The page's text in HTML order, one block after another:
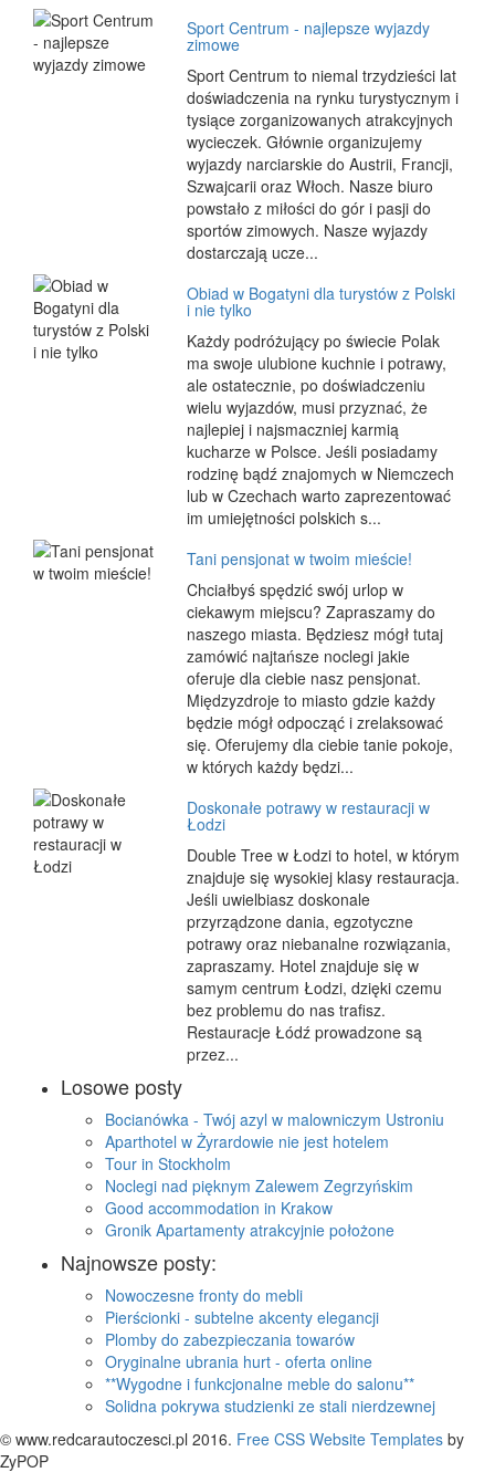
Sport Centrum - najlepsze wyjazdy
zimowe
Sport Centrum to niemal trzydzieści lat
doświadczenia na rynku turystycznym i
tysiące zorganizowanych atrakcyjnych
wycieczek. Głównie organizujemy
wyjazdy narciarskie do Austrii, Francji,
Szwajcarii oraz Włoch. Nasze biuro
powstało z miłości do gór i pasji do
sportów zimowych. Nasze wyjazdy
dostarczają ucze...
Obiad w Bogatyni dla turystów z Polski
i nie tylko
Każdy podróżujący po świecie Polak
ma swoje ulubione kuchnie i potrawy,
ale ostatecznie, po doświadczeniu
wielu wyjazdów, musi przyznać, że
najlepiej i najsmaczniej karmią
kucharze w Polsce. Jeśli posiadamy
rodzinę bądź znajomych w Niemczech
lub w Czechach warto zaprezentować
im umiejętności polskich s...
Tani pensjonat w twoim mieście!
Chciałbyś spędzić swój urlop w
ciekawym miejscu? Zapraszamy do
naszego miasta. Będziesz mógł tutaj
zamówić najtańsze noclegi jakie
oferuje dla ciebie nasz pensjonat.
Międzyzdroje to miasto gdzie każdy
będzie mógł odpocząć i zrelaksować
się. Oferujemy dla ciebie tanie pokoje,
w których każdy będzi...
Doskonałe potrawy w restauracji w
Łodzi
Double Tree w Łodzi to hotel, w którym
znajduje się wysokiej klasy restauracja.
Jeśli uwielbiasz doskonale
przyrządzone dania, egzotyczne
potrawy oraz niebanalne rozwiązania,
zapraszamy. Hotel znajduje się w
samym centrum Łodzi, dzięki czemu
bez problemu do nas trafisz.
Restauracje Łódź prowadzone są
przez...
Losowe posty
Bocianówka - Twój azyl w malowniczym Ustroniu
Aparthotel w Żyrardowie nie jest hotelem
Tour in Stockholm
Noclegi nad pięknym Zalewem Zegrzyńskim
Good accommodation in Krakow
Gronik Apartamenty atrakcyjnie położone
Najnowsze posty:
Nowoczesne fronty do mebli
Pierścionki - subtelne akcenty elegancji
Plomby do zabezpieczania towarów
Oryginalne ubrania hurt - oferta online
**Wygodne i funkcjonalne meble do salonu**
Solidna pokrywa studzienki ze stali nierdzewnej
© www.redcarautoczesci.pl 2016. Free CSS Website Templates by
ZyPOP